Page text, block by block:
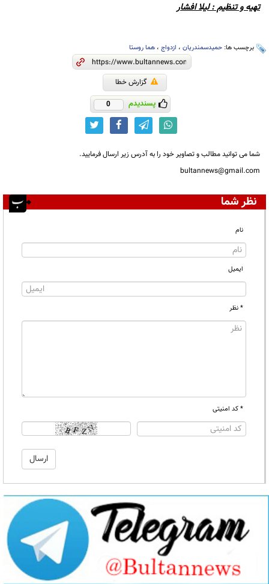
تهیه و تنظیم : لیلا افشار
برچسب ها: حمیدسمندریان ، ازدواج ، هما روستا
گزارش خطا
پسندیدم 0
شما می توانید مطالب و تصاویر خود را به آدرس زیر ارسال فرمایید.
bultannews@gmail.com
نظر شما
نام
ایمیل
* نظر
* کد امنیتی